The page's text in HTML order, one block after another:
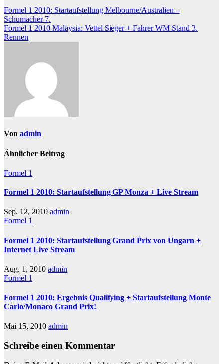
Formel 1 2010: Startaufstellung Melbourne/Australien –
Schumacher 7.
Formel 1 2010 Malaysia: Vettel Sieger + Fahrer WM Stand 3.
Rennen
Von admin
Ähnlicher Beitrag
Formel 1
Formel 1 2010: Startaufstellung GP Monza + Live Stream
Sep. 12, 2010 admin
Formel 1
Formel 1 2010: Startaufstellung Grand Prix von Ungarn +
Internet Live Stream
Aug. 1, 2010 admin
Formel 1
Formel 1 2010: Ergebnis Qualifying + Startaufstellung Monte
Carlo/Monaco Grand Prix!
Mai 15, 2010 admin
Schreibe einen Kommentar